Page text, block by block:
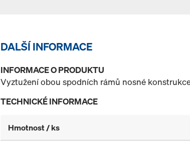
DALŠÍ INFORMACE
INFORMACE O PRODUKTU
Vyztužení obou spodních rámů nosné
TECHNICKÉ INFORMACE
Hmotnost / ks